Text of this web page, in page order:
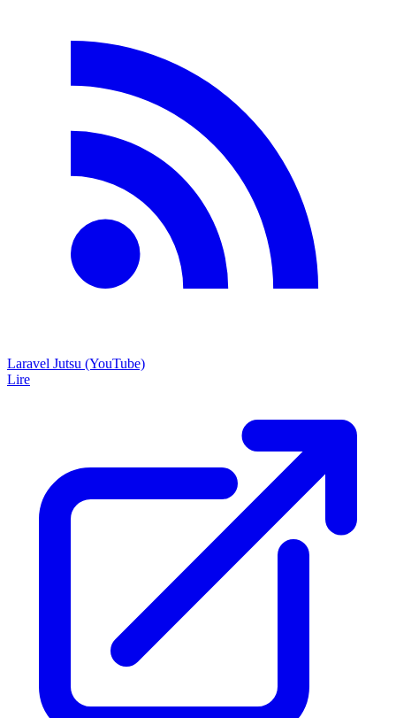
Laravel Jutsu (YouTube)
Lire